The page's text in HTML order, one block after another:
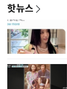
핫뉴스